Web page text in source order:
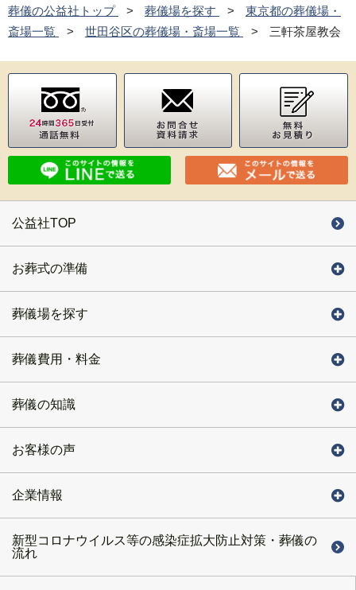
葬儀の公益社トップ 葬儀場を探す
東京都の葬儀場・
斎場一覧
世田谷区の葬儀場・斎場一覧 三軒茶屋教会
公益社TOP
お葬式の準備
葬儀場を探す
葬儀費用・料金
葬儀の知識
お客様の声
企業情報
新型コロナウイルス等の感染症拡大防止対策・葬儀の
流れ